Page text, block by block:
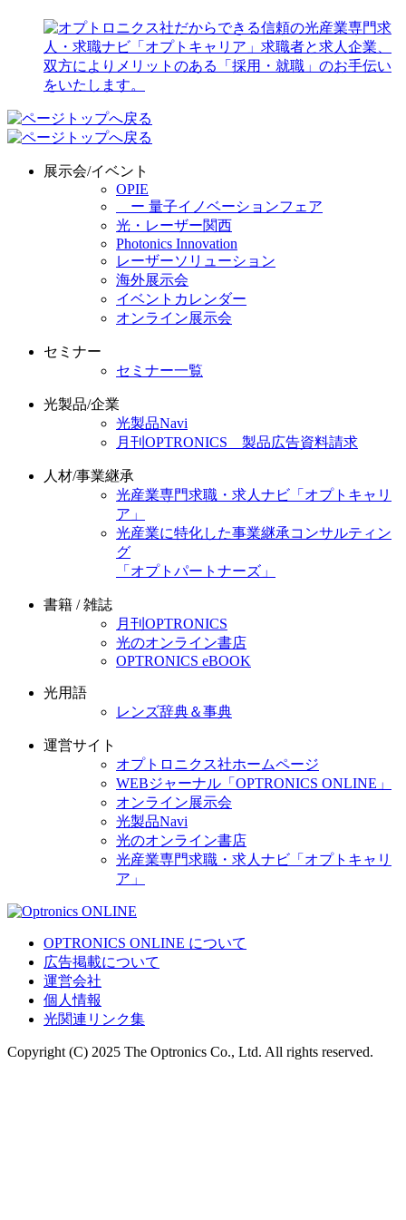
展示会/イベント
OPIE
ー 量子イノベーションフェア
光・レーザー関西
Photonics Innovation
レーザーソリューション
海外展示会
イベントカレンダー
オンライン展示会
セミナー
セミナー一覧
光製品/企業
光製品Navi
月刊OPTRONICS 製品広告資料請求
人材/事業継承
光産業専門求職・求人ナビ「オプトキャリ
ア」
光産業に特化した事業継承コンサルティン
グ
「オプトパートナーズ」
書籍 / 雑誌
月刊OPTRONICS
光のオンライン書店
OPTRONICS eBOOK
光用語
レンズ辞典＆事典
運営サイト
オプトロニクス社ホームページ
WEBジャーナル「OPTRONICS ONLINE」
オンライン展示会
光製品Navi
光のオンライン書店
光産業専門求職・求人ナビ「オプトキャリ
ア」
OPTRONICS ONLINE について
広告掲載について
運営会社
個人情報
光関連リンク集
Copyright (C) 2025 The Optronics Co., Ltd. All rights reserved.